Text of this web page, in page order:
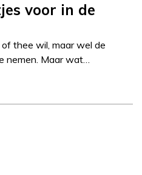
voor in de
thee wil, maar wel de
nemen. Maar wat…